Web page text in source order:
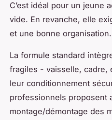
C’est idéal pour un jeune
vide. En revanche, elle
et une bonne organisation.
La formule standard
fragiles - vaisselle, cadre,
leur conditionnement
professionnels proposent
montage/démontage des